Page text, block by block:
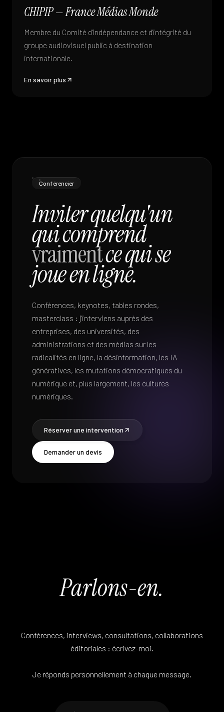
CHIPIP — France Médias Monde
Membre du Comité d'indépendance et d'intégrité du
groupe audiovisuel public à destination
internationale.
En savoir plus
Conférencier
Inviter quelqu'un
qui comprend
vraimentce qui se
joue en ligne.
Conférences, keynotes, tables rondes,
masterclass : j'interviens auprès des
entreprises, des universités, des
administrations et des médias sur les
radicalités en ligne, la désinformation, les IA
génératives, les mutations démocratiques du
numérique et, plus largement, les cultures
numériques.
Réserver une intervention
Demander un devis
Parlons-en.
Conférences, interviews, consultations, collaborations
éditoriales : écrivez-moi.
Je réponds personnellement à chaque message.